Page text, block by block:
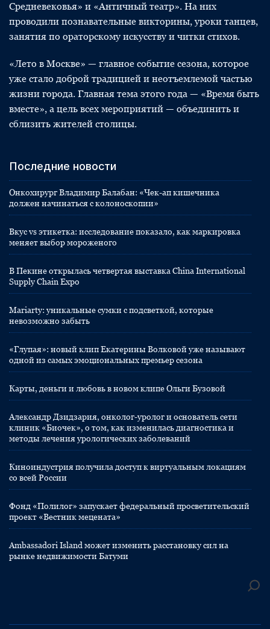
Средневековья» и «Античный театр». На них
проводили познавательные викторины, уроки танцев,
занятия по ораторскому искусству и читки стихов.
«Лето в Москве» — главное событие сезона, которое
уже стало доброй традицией и неотъемлемой частью
жизни города. Главная тема этого года — «Время быть
вместе», а цель всех мероприятий — объединить и
сблизить жителей столицы.
Последние новости
Онкохирург Владимир Балабан: «Чек-ап кишечника
должен начинаться с колоноскопии»
Вкус vs этикетка: исследование показало, как маркировка
меняет выбор мороженого
В Пекине открылась четвертая выставка China International
Supply Chain Expo
Mariarty: уникальные сумки с подсветкой, которые
невозможно забыть
«Глупая»: новый клип Екатерины Волковой уже называют
одной из самых эмоциональных премьер сезона
Карты, деньги и любовь в новом клипе Ольги Бузовой
Александр Дзидзария, онколог-уролог и основатель сети
клиник «Биочек», о том, как изменилась диагностика и
методы лечения урологических заболеваний
Киноиндустрия получила доступ к виртуальным локациям
со всей России
Фонд «Полилог» запускает федеральный просветительский
проект «Вестник мецената»
Ambassadori Island может изменить расстановку сил на
рынке недвижимости Батуми